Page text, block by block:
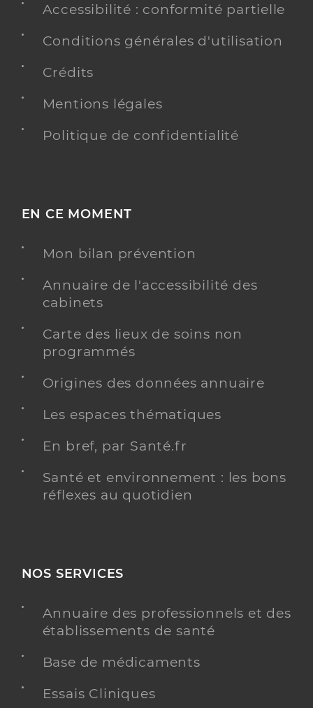
Accessibilité : conformité partielle
Conditions générales d'utilisation
Crédits
Mentions légales
Politique de confidentialité
EN CE MOMENT
Mon bilan prévention
Annuaire de l'accessibilité des
cabinets
Carte des lieux de soins non
programmés
Origines des données annuaire
Les espaces thématiques
En bref, par Santé.fr
Santé et environnement : les bons
réflexes au quotidien
NOS SERVICES
Annuaire des professionnels et des
établissements de santé
Base de médicaments
Essais Cliniques